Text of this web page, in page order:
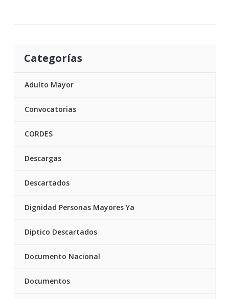
Categorías
Adulto Mayor
Convocatorias
CORDES
Descargas
Descartados
Dignidad Personas Mayores Ya
Diptico Descartados
Documento Nacional
Documentos